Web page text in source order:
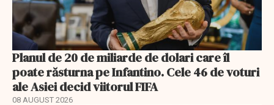
Planul de 20 de miliarde de dolari care îl
poate răsturna pe Infantino. Cele 46 de voturi
ale Asiei decid viitorul FIFA
08 AUGUST 2026